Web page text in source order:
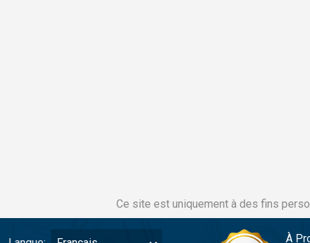
Ce site est uniquement à des fins
À